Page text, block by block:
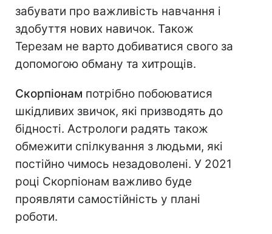
забувати про важливість навчання і
здобуття нових навичок. Також
Терезам не варто добиватися свого за
допомогою обману та хитрощів.
Скорпіонам потрібно побоюватися
шкідливих звичок, які призводять до
бідності. Астрологи радять також
обмежити спілкування з людьми, які
постійно чимось незадоволені. У 2021
році Скорпіонам важливо буде
проявляти самостійність у плані
роботи.